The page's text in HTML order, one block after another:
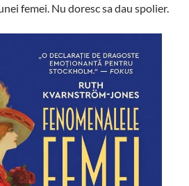
femei. Nu doresc sa dau spolier.